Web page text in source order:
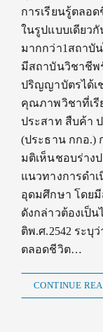
การเรียนรู้ตลอ
ในรูปแบบเดียว
มากกว่า1สถาบั
มีสถาบันวิชาชีพ
ปริญญาบัตรได้เ
คุณภาพวิชาที่เรี
ประสาท สืบค้า
(ประธาน กกอ.)
มติเห็นชอบร่าง
แนวทางการดำ
อุดมศึกษา โดย
ดังกล่าวต้องเป็
ติพ.ศ.2542 ระบุ
ตลอดชีวิต…
CONTINUE